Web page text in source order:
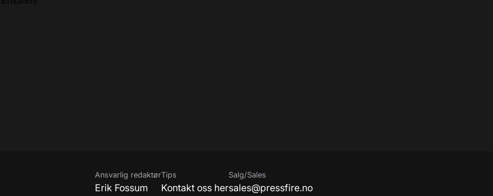
Ansvarlig redaktør
Erik Fossum
Tips
Kontakt oss her
Salg/Sales
sales@pressfire.no